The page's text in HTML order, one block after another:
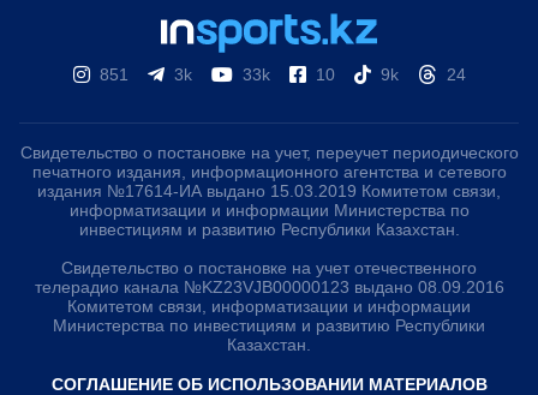
851 3k 33k 10 9k 24
Свидетельство о постановке на учет, переучет периодического
печатного издания, информационного агентства и сетевого
издания №17614-ИА выдано 15.03.2019 Комитетом связи,
информатизации и информации Министерства по
инвестициям и развитию Республики Казахстан.
Свидетельство о постановке на учет отечественного
телерадио канала №KZ23VJB00000123 выдано 08.09.2016
Комитетом связи, информатизации и информации
Министерства по инвестициям и развитию Республики
Казахстан.
СОГЛАШЕНИЕ ОБ ИСПОЛЬЗОВАНИИ МАТЕРИАЛОВ